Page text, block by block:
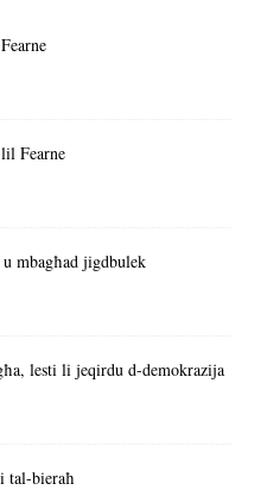
Fearne
mbagħad jigdbulek
lesti li jeqirdu d-demokrazija
tal-bieraħ